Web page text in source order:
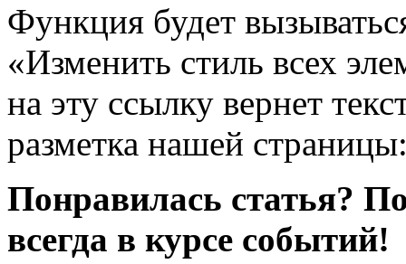
Функция будет
«Изменить стиль всех
на эту ссылку вернет
разметка нашей
Понравилась статья?
всегда в курсе событий!